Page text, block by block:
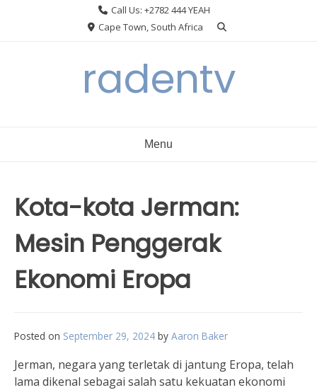
Call Us: +2782 444 YEAH
Cape Town, South Africa
radentv
Menu
Kota-kota Jerman:
Mesin Penggerak
Ekonomi Eropa
Posted on September 29, 2024 by Aaron Baker
Jerman, negara yang terletak di jantung Eropa, telah
lama dikenal sebagai salah satu kekuatan ekonomi